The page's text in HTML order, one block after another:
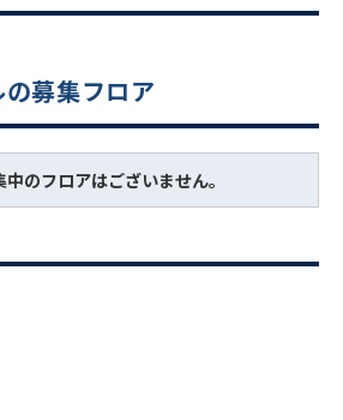
募集フロア
のフロアはございません。